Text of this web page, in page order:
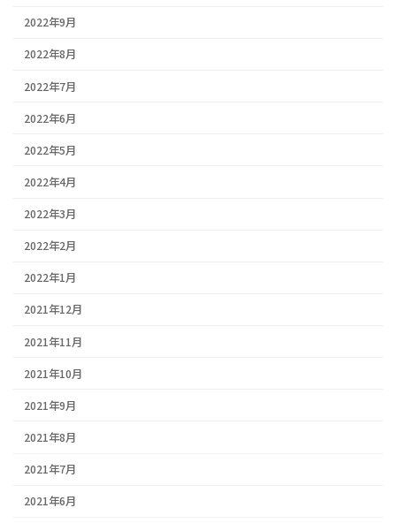
2022年9月
2022年8月
2022年7月
2022年6月
2022年5月
2022年4月
2022年3月
2022年2月
2022年1月
2021年12月
2021年11月
2021年10月
2021年9月
2021年8月
2021年7月
2021年6月